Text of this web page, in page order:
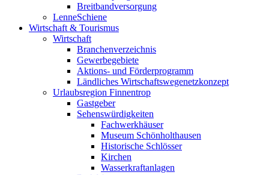
Breitbandversorgung
LenneSchiene
Wirtschaft & Tourismus
Wirtschaft
Branchenverzeichnis
Gewerbegebiete
Aktions- und Förderprogramm
Ländliches Wirtschaftswegenetzkonzept
Urlaubsregion Finnentrop
Gastgeber
Sehenswürdigkeiten
Fachwerkhäuser
Museum Schönholthausen
Historische Schlösser
Kirchen
Wasserkraftanlagen